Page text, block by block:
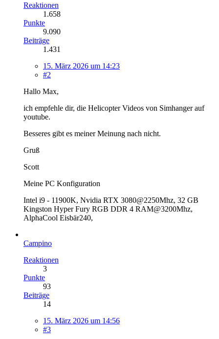
Reaktionen
1.658
Punkte
9.090
Beiträge
1.431
15. März 2026 um 14:23
#2
Hallo Max,
ich empfehle dir, die Helicopter Videos von Simhanger auf
youtube.
Besseres gibt es meiner Meinung nach nicht.
Gruß
Scott
Meine PC Konfiguration
Intel i9 - 11900K, Nvidia RTX 3080@2250Mhz, 32 GB
Kingston Hyper Fury RGB DDR 4 RAM@3200Mhz,
AlphaCool Eisbär240,
Campino
Reaktionen
3
Punkte
93
Beiträge
14
15. März 2026 um 14:56
#3